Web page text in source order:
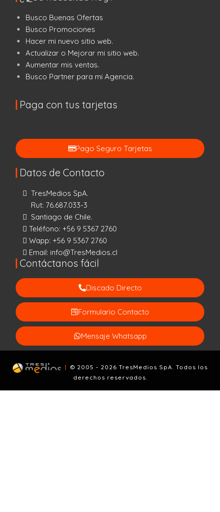
Busco Buenas Ofertas
Busco Promociones
Hacer mi nuevo sitio web.
Actualizar o Mejorar mi sitio web.
Aumentar mis ventas.
Busco Partner para mi Agencia.
Paga con tus tarjetas
Pago Seguro Tarjetas
Datos de Contacto
TresMedios SpA.
Rut: 76.687.033-3
Santiago de Chile.
Teléfono:+56 9 5367 2760
Wapp:+56 9 5367 2760
Email: info@TresMedios.cl
Contáctanos fácil
Discado Directo
Formulario Contacto
Mensaje Whatsapp
| © 2005 - 2026 TresMedios SpA. Todos los
derechos reservados.